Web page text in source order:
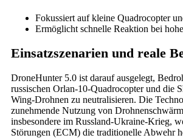
Fokussiert auf kleine Quadrocopter
Ermöglicht schnelle Reaktion bei
Einsatzszenarien und reale
DroneHunter 5.0 ist darauf ausgelegt,
russischen Orlan-10-Quadrocopter und die
Wing-Drohnen zu neutralisieren. Die
zunehmende Nutzung von
insbesondere im Russland-Ukraine-Krieg,
Störungen (ECM) die traditionelle Abwehr